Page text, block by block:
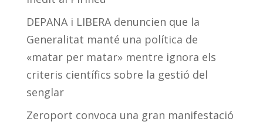
DEPANA i LIBERA denuncien que la
Generalitat manté una política de
«matar per matar» mentre ignora els
criteris científics sobre la gestió del
senglar
Zeroport convoca una gran manifestació